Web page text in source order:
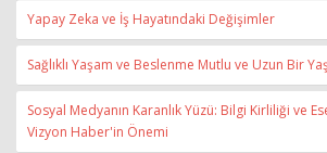
Yapay Zeka ve İş Hayatındaki Değişimler
Sağlıklı Yaşam ve Beslenme Mutlu ve Uzun Bir
Sosyal Medyanın Karanlık Yüzü: Bilgi Kirliliği ve
Vizyon Haber'in Önemi